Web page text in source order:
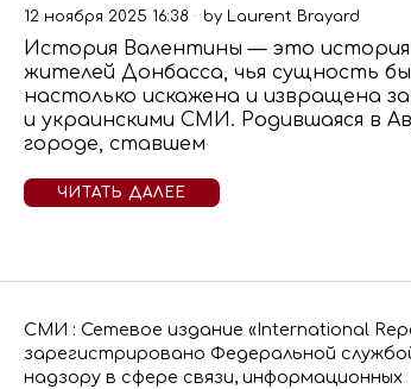
12 ноября 2025 16:38 by Laurent Brayard
История Валентины — это история
жителей Донбасса, чья сущность
настолько искажена и извращена
и украинскими СМИ. Родившаяся в
городе, ставшем
ЧИТАТЬ ДАЛЕЕ
СМИ : Сетевое издание «International
зарегистрировано Федеральной
надзору в сфере связи, информационных